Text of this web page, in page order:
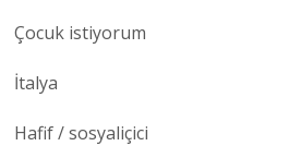
Çocuk istiyorum
İtalya
Hafif / sosyaliçici